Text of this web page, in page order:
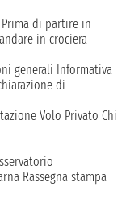
Prima di partire in
in crociera
generali Informativa
di
Volo Privato Chi
Rassegna stampa